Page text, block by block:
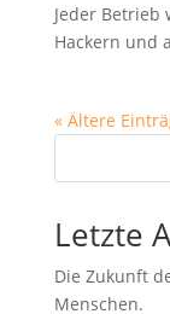
Jeder
Hackern und
« Ältere
Letzte
Die Zukunft
Menschen.